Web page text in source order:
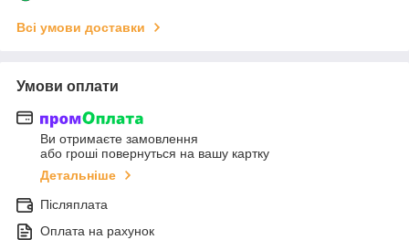
Всі умови доставки
Умови оплати
Ви отримаєте замовлення
або гроші повернуться на вашу картку
Детальніше
Післяплата
Оплата на рахунок